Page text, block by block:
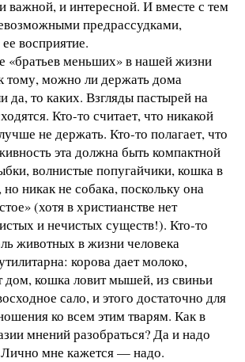
важной, и интересной. И вместе с тем
предрассудками,
восприятие.
«братьев меньших» в нашей жизни
тому, можно ли держать дома
да, то каких. Взгляды пастырей на
Кто-то считает, что никакой
не держать. Кто-то полагает, что
эта должна быть компактной
волнистые попугайчики, кошка в
никак не собака, поскольку она
(хотя в христианстве нет
и нечистых существ!). Кто-то
животных в жизни человека
корова дает молоко,
дом, кошка ловит мышей, из свиньи
сало, и этого достаточно для
ко всем этим тварям. Как в
мнений разобраться? Да и надо
мне кажется — надо.